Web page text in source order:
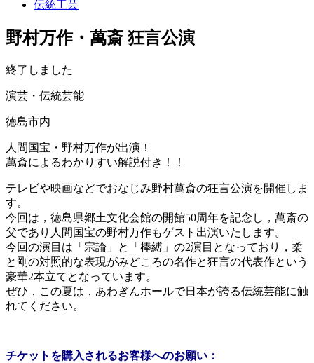
伝統工芸
野村万作・萬斎 狂言公演
終了しました
演芸・伝統芸能
徳島市内
人間国宝・野村万作が出演！
萬斎によるわかりすい解説付き！！
テレビや映画などでおなじみ野村萬斎の狂言公演を開催しま
す。
今回は，徳島県郷土文化会館の開館50周年を記念し，萬斎の
父であり人間国宝の野村万作もゲスト出演いたします。
今回の演目は「宗論」と「棒縛」の2演目となっており，柔
と剛の対照的な表現がみどころの名作と狂言の代表作という
豪華2本立てとなっています。
ぜひ，この夏は，あわぎんホールで日本が誇る伝統芸能に触
れてください。
チケットを購入されるお客様へのお願い：